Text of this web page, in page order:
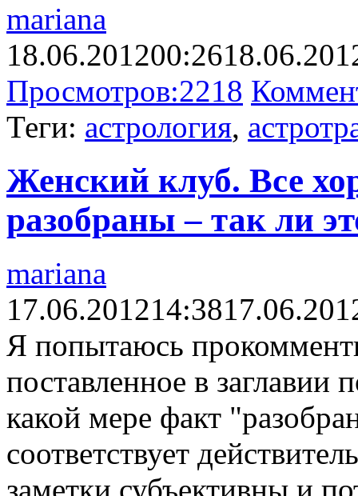
mariana
18.06.201200:26
Просмотров:2218
Теги: астрология,
Женский клуб. Все
разобраны – так ли
mariana
17.06.201214:38
Я попытаюсь
поставленное в заглавии
какой мере факт
соответствует
заметки субъективны и